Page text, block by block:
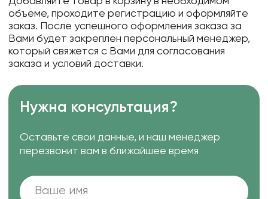
объеме, проходите регистрацию и оформляйте
заказ. После успешного оформления заказа за
Вами будет закреплен персональный менеджер,
который свяжется с Вами для согласования
заказа и условий доставки.
Нужна консультация?
Оставьте свои данные, и наш менеджер
перезвонит вам в ближайшее время